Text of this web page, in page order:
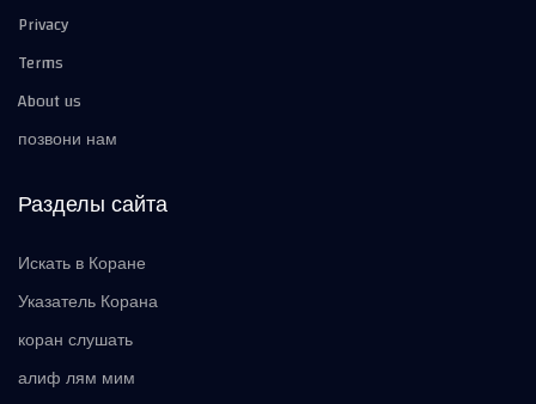
Privacy
Terms
About us
позвони нам
Разделы сайта
Искать в Коране
Указатель Корана
коран слушать
алиф лям мим